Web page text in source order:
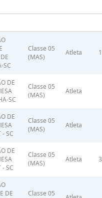
SC
Classe 05
(MAS)
Atleta
DE
SC
Classe 05
(MAS)
Atleta
DE
- SC
Classe 05
(MAS)
Atleta
DE
- SC
Classe 05
(MAS)
Atleta
DE
Classe 05